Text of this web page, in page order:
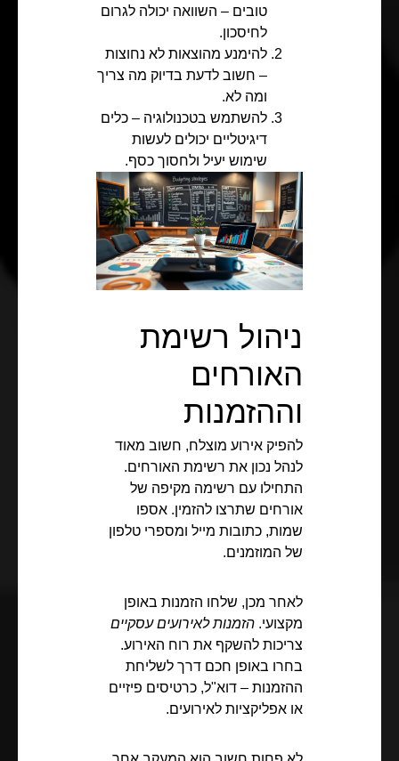
טובים – השוואה יכולה לגרום
לחיסכון.
להימנע מהוצאות לא נחוצות
– חשוב לדעת בדיוק מה צריך
ומה לא.
להשתמש בטכנולוגיה – כלים
דיגיטליים יכולים לעשות
שימוש יעיל ולחסוך כסף.
ניהול רשימת
האורחים
וההזמנות
להפיק אירוע מוצלח, חשוב מאוד
לנהל נכון את רשימת האורחים.
התחילו עם רשימה מקיפה של
אורחים שתרצו להזמין. אספו
שמות, כתובות מייל ומספרי טלפון
של המוזמנים.
לאחר מכן, שלחו הזמנות באופן
מקצועי. הזמנות לאירועים עסקיים
צריכות להשקף את רוח האירוע.
בחרו באופן חכם דרך לשליחת
ההזמנות – דוא"ל, כרטיסים פיזיים
או אפליקציות לאירועים.